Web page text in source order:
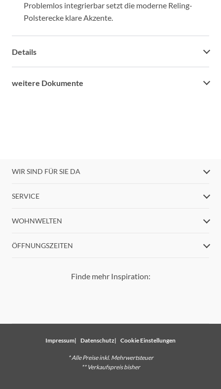
Problemlos integrierbar setzt die moderne Reling-
Polsterecke klare Akzente.
Details
weitere Dokumente
WIR SIND FÜR SIE DA
SERVICE
WOHNWELTEN
ÖFFNUNGSZEITEN
Finde mehr Inspiration:
Impressum Datenschutz Cookie Einstellungen
* Alle Preise inkl. Mehrwertsteuer
** Verkaufspreis bisher